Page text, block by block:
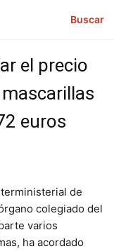
Buscar
el precio
euros
de
colegiado del
varios
ha acordado